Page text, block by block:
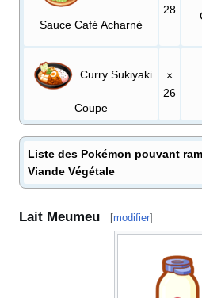
Sauce Café Acharné
28
Curry Sukiyaki
Coupe
×
26
Liste des Pokémon pouvant
Viande Végétale
Lait Meumeu [modifier]